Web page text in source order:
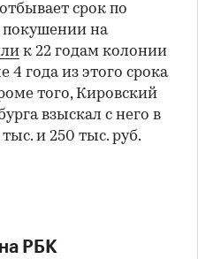
срок по
покушении на
к 22 годам колонии
4 года из этого срока
того, Кировский
взыскал с него в
и 250 тыс. руб.
РБК